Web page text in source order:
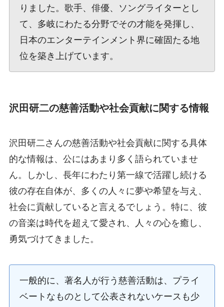
りました。歌手、俳優、ソングライターとし
て、多岐にわたる分野でその才能を発揮し、
日本のエンターテインメント界に確固たる地
位を築き上げています。
沢田研二の慈善活動や社会貢献に関する情報
沢田研二さんの慈善活動や社会貢献に関する具体
的な情報は、公にはあまり多く語られていませ
ん。しかし、長年にわたり第一線で活躍し続ける
彼の存在自体が、多くの人々に夢や希望を与え、
社会に貢献していると言えるでしょう。特に、彼
の音楽は時代を超えて愛され、人々の心を癒し、
勇気づけてきました。
一般的に、著名人が行う慈善活動は、プライ
ベートなものとして公表されないケースも少